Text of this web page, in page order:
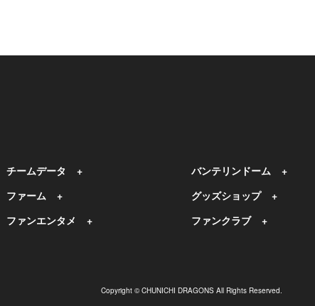
チームデータ
ファーム
ファンエンタメ
バンテリンドーム
グッズショップ
ファンクラブ
Copyright © CHUNICHI DRAGONS All Rights Reserved.